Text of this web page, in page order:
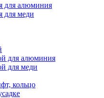
для алюминия
для меди
для алюминия
для меди
кольцо